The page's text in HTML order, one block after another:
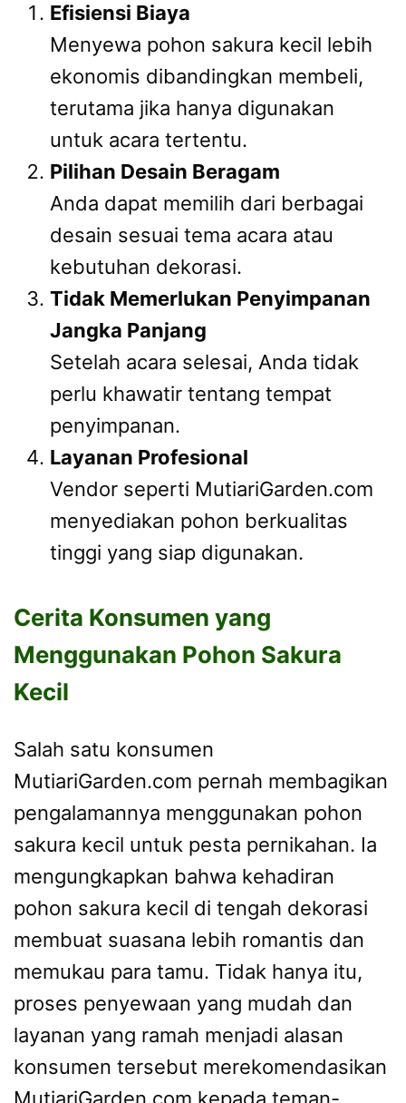
Efisiensi Biaya
Menyewa pohon sakura kecil lebih
ekonomis dibandingkan membeli,
terutama jika hanya digunakan
untuk acara tertentu.
Pilihan Desain Beragam
Anda dapat memilih dari berbagai
desain sesuai tema acara atau
kebutuhan dekorasi.
Tidak Memerlukan Penyimpanan
Jangka Panjang
Setelah acara selesai, Anda tidak
perlu khawatir tentang tempat
penyimpanan.
Layanan Profesional
Vendor seperti MutiariGarden.com
menyediakan pohon berkualitas
tinggi yang siap digunakan.
Cerita Konsumen yang
Menggunakan Pohon Sakura
Kecil
Salah satu konsumen
MutiariGarden.com pernah membagikan
pengalamannya menggunakan pohon
sakura kecil untuk pesta pernikahan. Ia
mengungkapkan bahwa kehadiran
pohon sakura kecil di tengah dekorasi
membuat suasana lebih romantis dan
memukau para tamu. Tidak hanya itu,
proses penyewaan yang mudah dan
layanan yang ramah menjadi alasan
konsumen tersebut merekomendasikan